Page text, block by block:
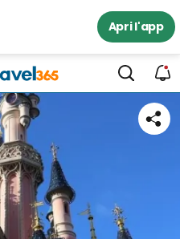
Apri l'app